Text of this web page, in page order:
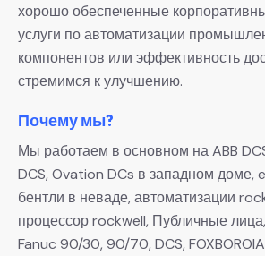
хорошо обеспеченные
услуги по автоматизации
компонентов или эффективность
стремимся к улучшению.
Почему мы?
Мы работаем в основном на ABB
DCS, Ovation DCs в западном доме,
бентли в неваде, автоматизации
процессор rockwell, Публичные лица,
Fanuc 90/30, 90/70, DCS,